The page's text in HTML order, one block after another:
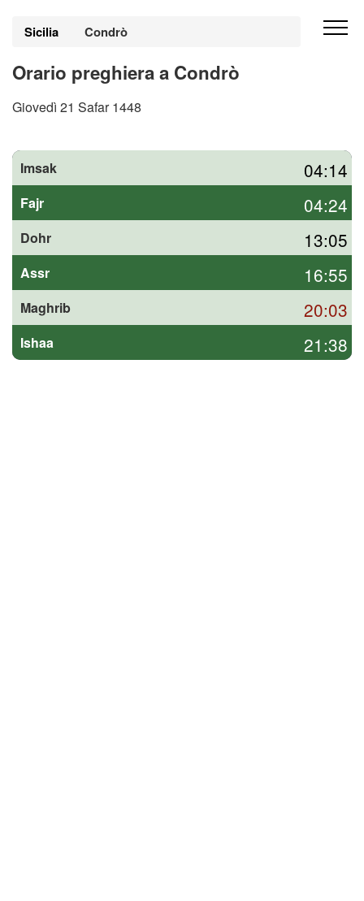
Sicilia Condrò
Orario preghiera a Condrò
Giovedì 21 Safar 1448
Imsak 04:14
Fajr 04:24
Dohr 13:05
Assr 16:55
Maghrib 20:03
Ishaa 21:38